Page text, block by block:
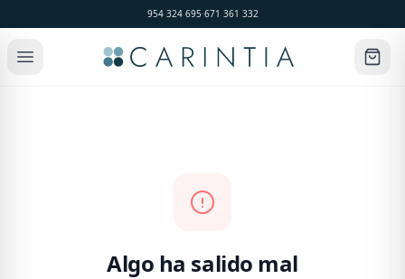
954 324 695·671 361 332
Algo ha salido mal